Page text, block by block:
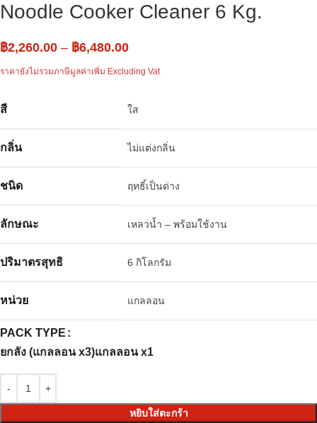
Noodle Cooker Cleaner 6 Kg.
฿2,260.00 – ฿6,480.00
ราคายังไม่รวมภาษีมูลค่าเพิ่ม Excluding Vat
สี ใส
กลิ่น ไม่แต่งกลิ่น
ชนิด ฤทธิ์เป็นด่าง
ลักษณะ เหลวน้ำ – พร้อมใช้งาน
ปริมาตรสุทธิ 6 กิโลกรัม
หน่วย แกลลอน
PACK TYPE
ยกลัง (แกลลอน x3)แกลลอน x1
หยิบใส่ตะกร้า